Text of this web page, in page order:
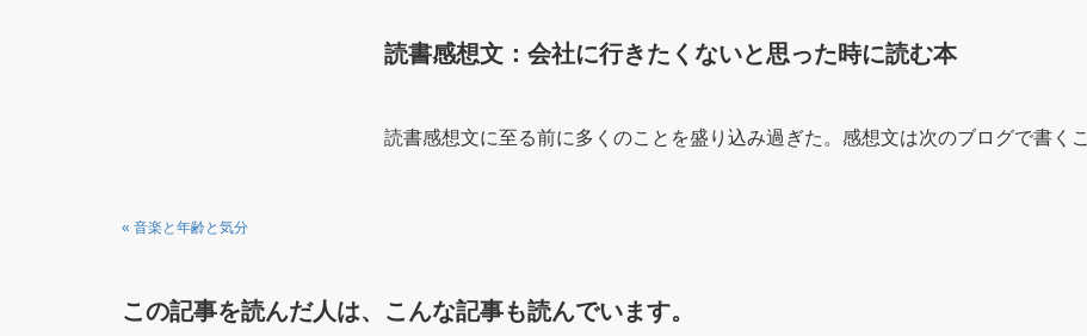
読書感想文：会社に行きたくないと思った時に読む本
読書感想文に至る前に多くのことを盛り込み過ぎた。感想文は次のブログで書くこ
« 音楽と年齢と気分
この記事を読んだ人は、こんな記事も読んでいます。